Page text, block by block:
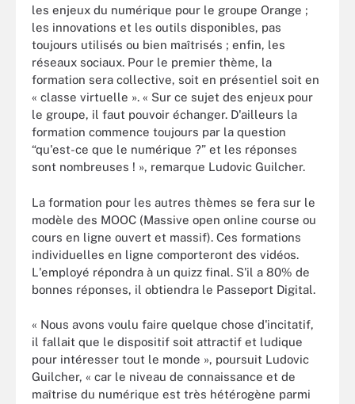
les enjeux du numérique pour le groupe Orange ;
les innovations et les outils disponibles, pas
toujours utilisés ou bien maîtrisés ; enfin, les
réseaux sociaux. Pour le premier thème, la
formation sera collective, soit en présentiel soit en
« classe virtuelle ». « Sur ce sujet des enjeux pour
le groupe, il faut pouvoir échanger. D'ailleurs la
formation commence toujours par la question
“qu'est-ce que le numérique ?” et les réponses
sont nombreuses ! », remarque Ludovic Guilcher.
La formation pour les autres thèmes se fera sur le
modèle des MOOC (Massive open online course ou
cours en ligne ouvert et massif). Ces formations
individuelles en ligne comporteront des vidéos.
L'employé répondra à un quizz final. S'il a 80% de
bonnes réponses, il obtiendra le Passeport Digital.
« Nous avons voulu faire quelque chose d'incitatif,
il fallait que le dispositif soit attractif et ludique
pour intéresser tout le monde », poursuit Ludovic
Guilcher, « car le niveau de connaissance et de
maîtrise du numérique est très hétérogène parmi